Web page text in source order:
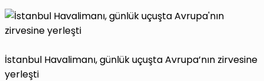
İstanbul Havalimanı, günlük uçuşta Avrupa’nın zirvesine
yerleşti